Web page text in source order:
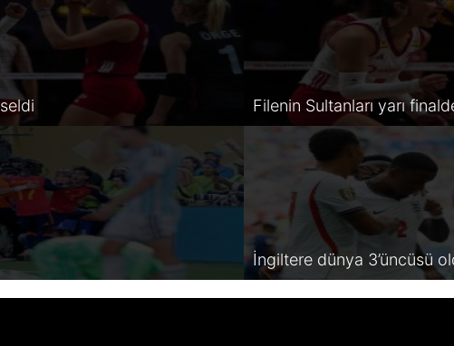
Filenin Sultanları yarı
İngiltere dünya 3’üncüsü